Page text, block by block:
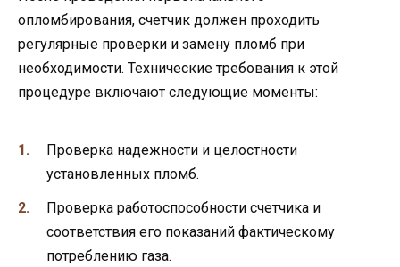
опломбирования, счетчик должен проходить
регулярные проверки и замену пломб при
необходимости. Технические требования к этой
процедуре включают следующие моменты:
Проверка надежности и целостности
установленных пломб.
Проверка работоспособности счетчика и
соответствия его показаний фактическому
потреблению газа.